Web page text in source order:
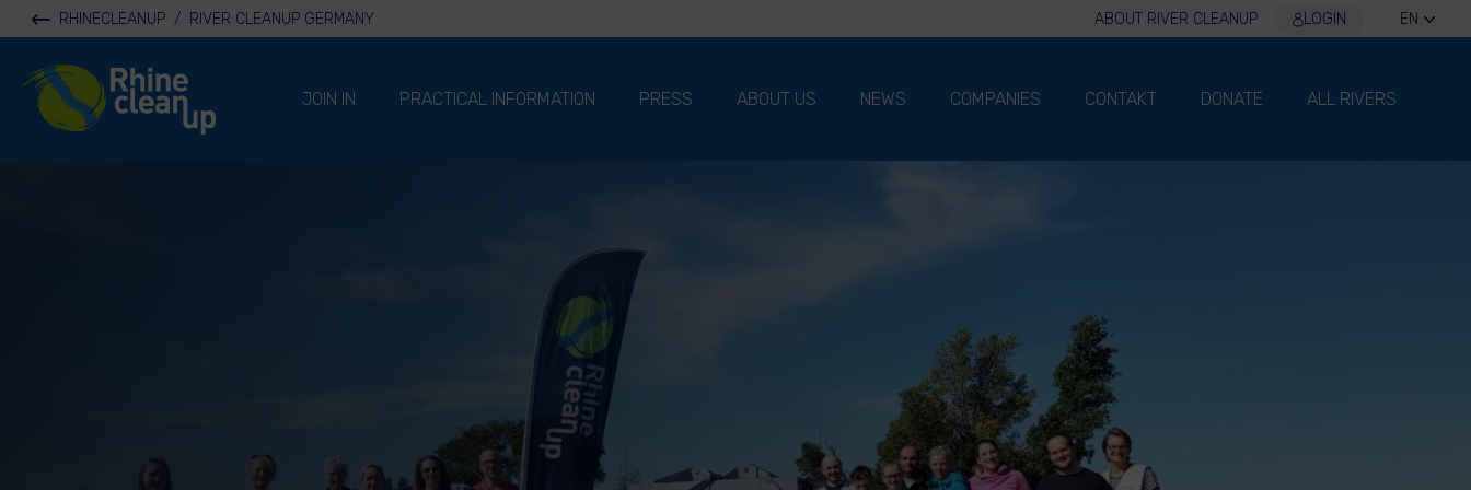
RHINECLEANUP / RIVER CLEANUP GERMANY ABOUT RIVER CLEANUP LOGIN EN
River Cleanup
JOIN IN
PRACTICAL INFORMATION PRESS ABOUT US NEWS COMPANIES CONTAKT DONATE ALL RIVERS